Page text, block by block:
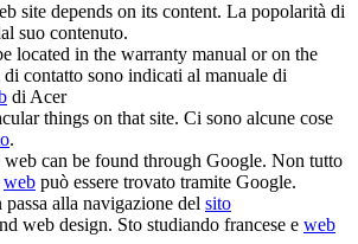
site depends on its content. La popolarità di
suo contenuto.
located in the warranty manual or on the
contatto sono indicati al manuale di
di Acer
things on thatsite. Ci sono alcune cose
.
web can be found through Google. Non tutto
web può essere trovato tramite Google.
passa alla navigazione del sito
web design. Sto studiando francese e web